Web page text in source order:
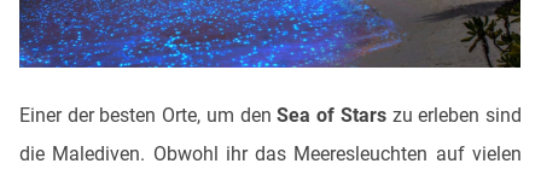
Einer der besten Orte, um denSea of Starszu erleben sind
die Malediven. Obwohl ihr das Meeresleuchten auf vielen